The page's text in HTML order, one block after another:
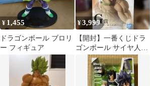
¥ 1,455
ドラゴンボール ブロリ
ー フィギュア
¥3,999
【開封】一番くじドラ
ゴンボール サイヤ人超
決戦 G賞 超サイヤ人 ブ
ロリー 94